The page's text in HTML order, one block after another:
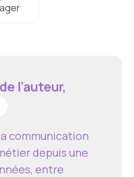
l’auteur,
communication
depuis une
entre